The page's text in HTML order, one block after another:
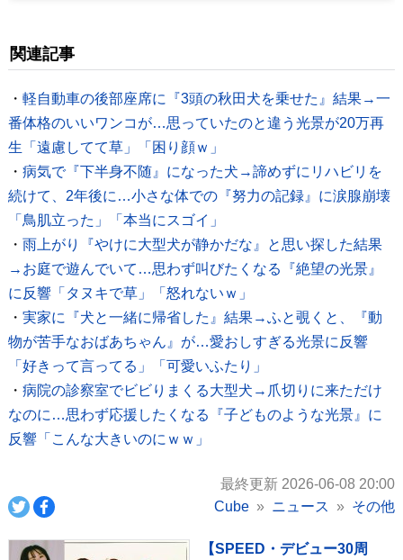
関連記事
・ 軽自動車の後部座席に『3頭の秋田犬を乗せた』結果→一
番体格のいいワンコが…思っていたのと違う光景が20万再
生「遠慮してて草」「困り顔ｗ」
・ 病気で『下半身不随』になった犬→諦めずにリハビリを
続けて、2年後に…小さな体での『努力の記録』に涙腺崩壊
「鳥肌立った」「本当にスゴイ」
・ 雨上がり『やけに大型犬が静かだな』と思い探した結果
→お庭で遊んでいて…思わず叫びたくなる『絶望の光景』
に反響「タヌキで草」「怒れないｗ」
・ 実家に『犬と一緒に帰省した』結果→ふと覗くと、『動
物が苦手なおばあちゃん』が…愛おしすぎる光景に反響
「好きって言ってる」「可愛いふたり」
・ 病院の診察室でビビりまくる大型犬→爪切りに来ただけ
なのに…思わず応援したくなる『子どものような光景』に
反響「こんな大きいのにｗｗ」
最終更新 2026-06-08 20:00
Cube
ニュース その他
【SPEED・デビュー30周